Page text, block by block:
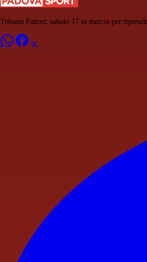
Tribuna Fattori: sabato 17 in marcia per